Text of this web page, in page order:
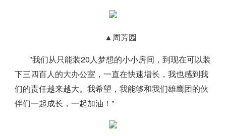
▲周芳园
"我们从只能装20人梦想的小小房间，到现在可以装
下三四百人的大办公室，一直在快速增长，我也感到我
们的责任越来越大。我希望，我能够和我们雄鹰团的伙
伴们一起成长，一起加油！"